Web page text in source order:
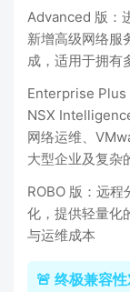
Advanced 版：
新增高级网络服
成，适用于拥有
Enterprise Plus
NSX
网络运维、
大型企业及复杂
ROBO 版：远
化，提供轻量化
与运维成本
🚨 终极兼容